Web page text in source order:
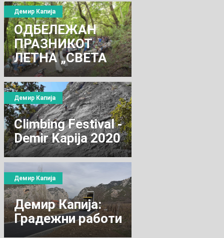
ОДБЕЛЕЖАН
ПРАЗНИКОТ
ЛЕТНА „СВЕТА
ПЕТКА“.
Демир Капија
Climbing Festival -
Demir Kapija 2020
Демир Капија
Демир Капија:
Градежни работи
Демир Капија